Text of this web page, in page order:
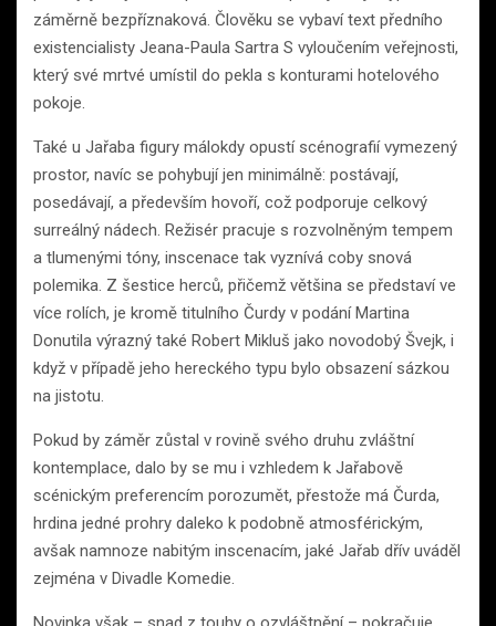
záměrně bezpříznaková. Člověku se vybaví text předního
existencialisty Jeana-Paula Sartra S vyloučením veřejnosti,
který své mrtvé umístil do pekla s konturami hotelového
pokoje.
Také u Jařaba figury málokdy opustí scénografií vymezený
prostor, navíc se pohybují jen minimálně: postávají,
posedávají, a především hovoří, což podporuje celkový
surreálný nádech. Režisér pracuje s rozvolněným tempem
a tlumenými tóny, inscenace tak vyznívá coby snová
polemika. Z šestice herců, přičemž většina se představí ve
více rolích, je kromě titulního Čurdy v podání Martina
Donutila výrazný také Robert Mikluš jako novodobý Švejk, i
když v případě jeho hereckého typu bylo obsazení sázkou
na jistotu.
Pokud by záměr zůstal v rovině svého druhu zvláštní
kontemplace, dalo by se mu i vzhledem k Jařabově
scénickým preferencím porozumět, přestože má Čurda,
hrdina jedné prohry daleko k podobně atmosférickým,
avšak namnoze nabitým inscenacím, jaké Jařab dřív uváděl
zejména v Divadle Komedie.